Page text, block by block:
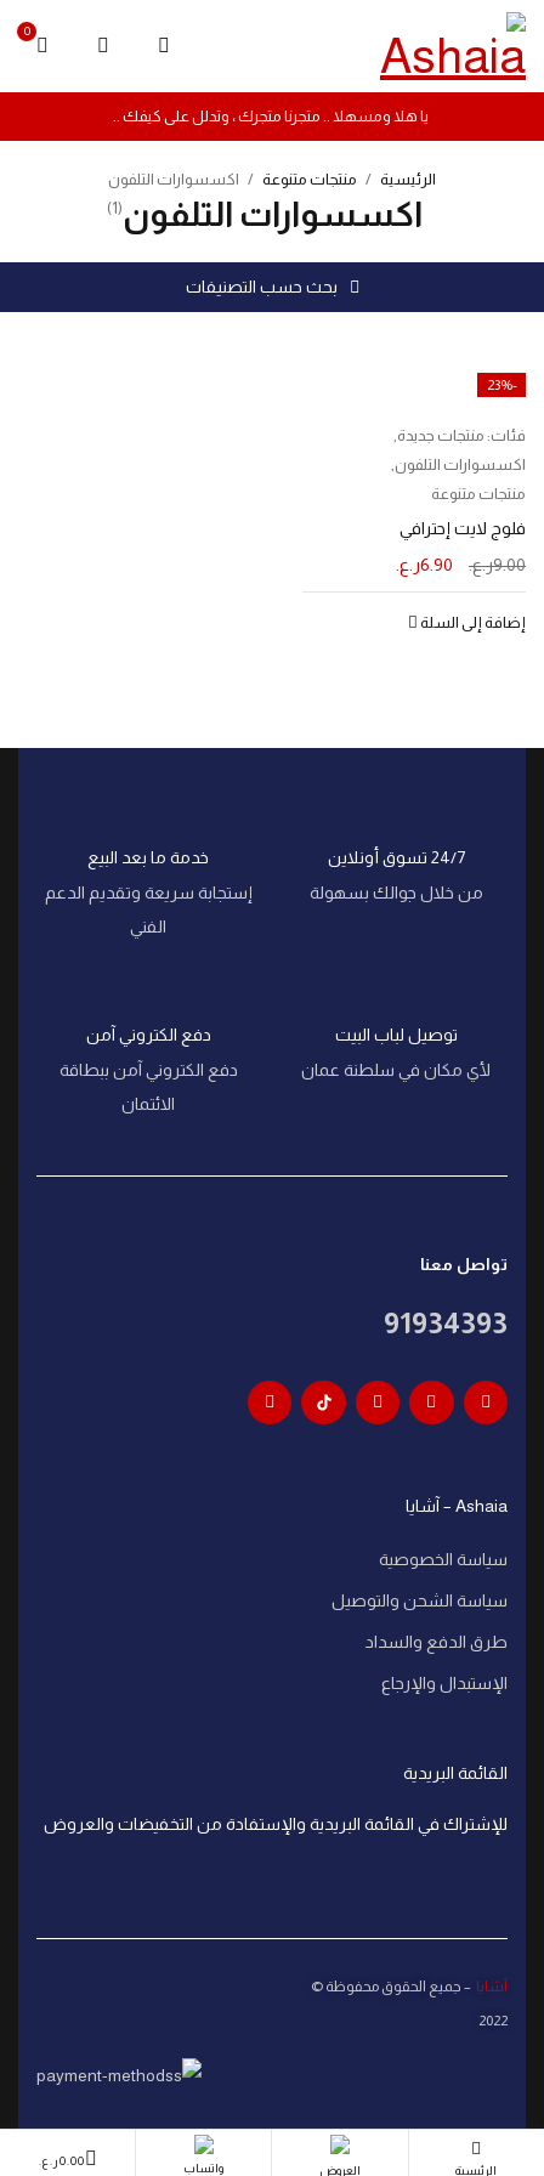
0
يا هلا ومسهلا .. متجرنا متجرك ، وتدلل على كيفك ..
الرئيسية / منتجات متنوعة / اكسسوارات التلفون
اكسسوارات التلفون (1)
بحث حسب التصنيفات
-23%
فئات: منتجات جديدة,
اكسسوارات التلفون,
منتجات متنوعة
فلوج لايت إحترافي
9.00ر.ع. 6.90ر.ع.
إضافة إلى السلة
24/7 تسوق أونلاين
من خلال جوالك بسهولة
خدمة ما بعد البيع
إستجابة سريعة وتقديم الدعم
الفني
توصيل لباب البيت
لأي مكان في سلطنة عمان
دفع الكتروني آمن
دفع الكتروني آمن ببطاقة
الائتمان
تواصل معنا
91934393
Ashaia – آشايا
سياسة الخصوصية
سياسة الشحن والتوصيل
طرق الدفع والسداد
الإستبدال والإرجاع
القائمة البريدية
للإشتراك في القائمة البريدية والإستفادة من التخفيضات والعروض
آشايا – جميع الحقوق محفوظة ©
2022
الرئيسية العروض واتساب
0.00ر.ع.